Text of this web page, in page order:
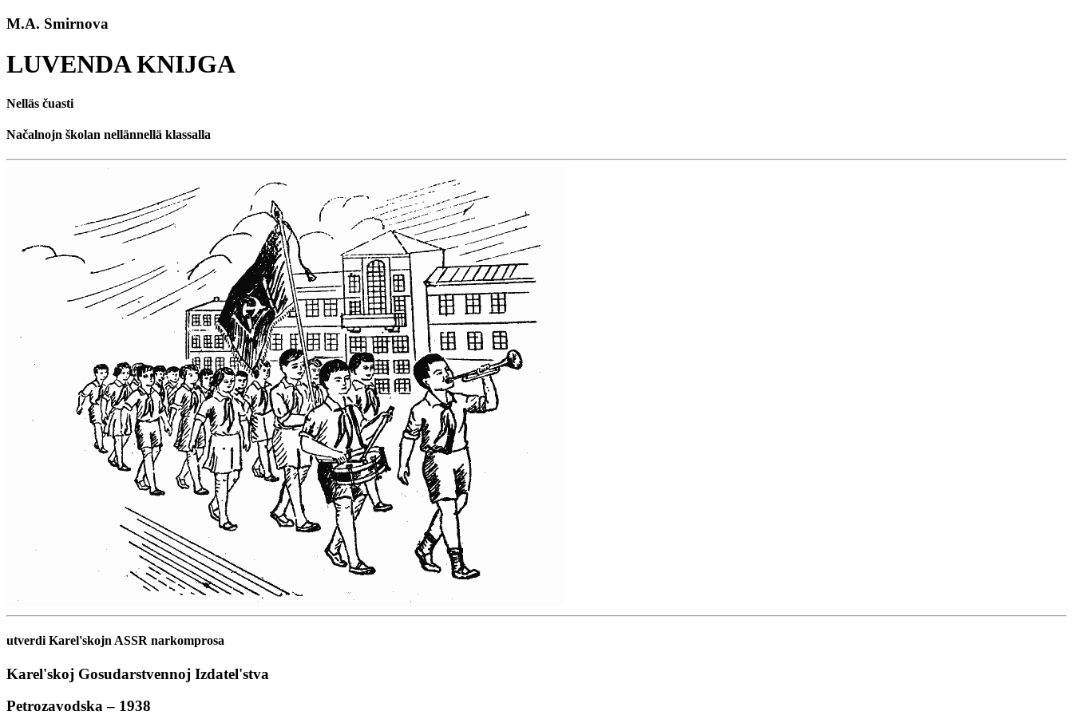
M.A. Smirnova
LUVENDA KNIJGA
Nelläs čuasti
Načalnojn školan nellännellä klassalla
utverdi Karel'skojn ASSR narkomprosa
Karel'skoj Gosudarstvennoj Izdatel'stva
Petrozavodska – 1938